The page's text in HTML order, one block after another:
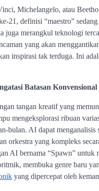
Michelangelo, atau
21, definisi “maestro”
juga merangkul teknologi
yang akan
inspirasi tak terduga. Ini
Batasan Konvensional
tangan kreatif yang
mengeksplorasi ribuan
bulan. AI dapat
orkestra yang kompleks
AI bernama “Spawn”
membuka genre baru
yang dipercepat oleh